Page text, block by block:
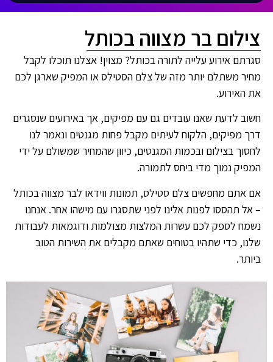
צילום בר מצווה בכותל
סגרתם אירוע עלייה לתורה בכותל? מצוין! אצלנו תוכלו לקבל
מחיר משתלם יותר מזה של צלם הסטילס או המפיק שארגן לכם
את האירוע.
חשוב לדעת שאנו עובדים גם עם מפיקים, אך באירועים שנסגרים
דרך מפיקים, הלקוח לעיתים מקבל פחות מגנטים ונאמר לנו
לחסוך בצילום ובכמות המגנטים, כיוון שהמחיר שמשולם על ידי
המפיק נמוך מדי ביחס לתמורה.
אם אתם מחפשים צלם סטילס, תמונות ווידאו לבר מצווה בכותל
– אל תהססו לפנות אלינו לפני שתסגרו עם מישהו אחר. אנחנו
נשמח לספק לכם עשרות המלצות מצולמות ודוגמאות לעבודות
שלנו, כדי שתהיו בטוחים שאתם מקבלים את השירות הטוב
ביותר.